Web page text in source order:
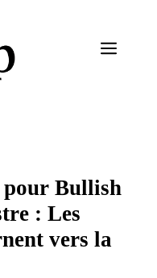
Menu
pour Bullish
: Les
vers la